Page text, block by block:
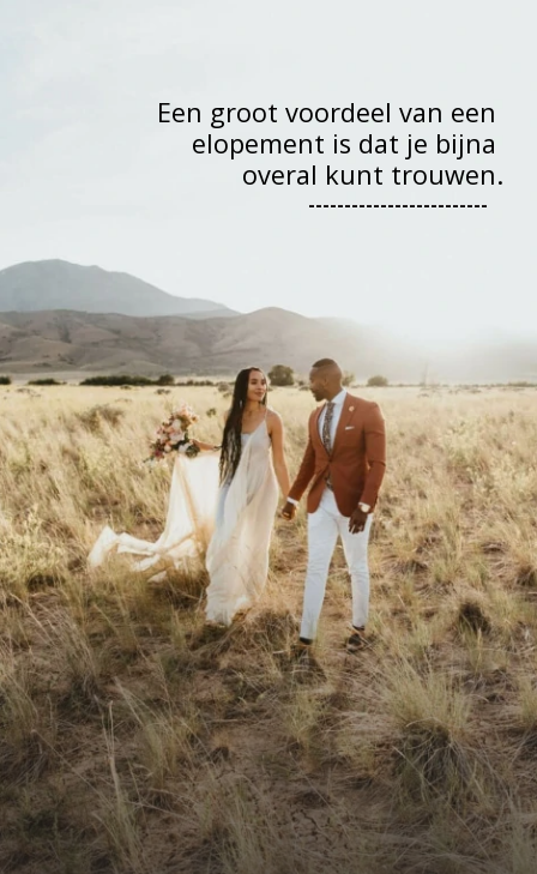
Een groot voordeel van een
elopement is dat je bijna
overal kunt trouwen.
-------------------------